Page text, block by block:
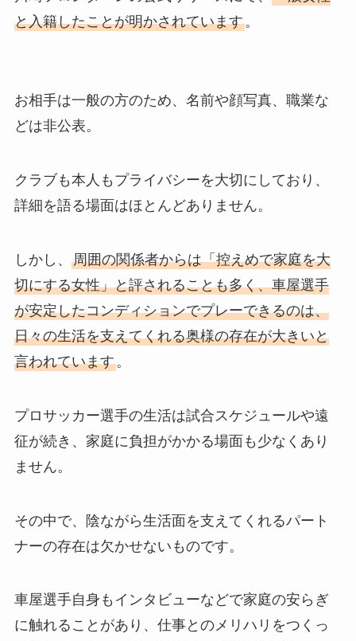
と入籍したことが明かされています。
お相手は一般の方のため、名前や顔写真、職業な
どは非公表。
クラブも本人もプライバシーを大切にしており、
詳細を語る場面はほとんどありません。
しかし、 周囲の関係者からは「控えめで家庭を大
切にする女性」と評されることも多く、車屋選手
が安定したコンディションでプレーできるのは、
日々の生活を支えてくれる奥様の存在が大きいと
言われています。
プロサッカー選手の生活は試合スケジュールや遠
征が続き、家庭に負担がかかる場面も少なくあり
ません。
その中で、陰ながら生活面を支えてくれるパート
ナーの存在は欠かせないものです。
車屋選手自身もインタビューなどで家庭の安らぎ
に触れることがあり、仕事とのメリハリをつくっ